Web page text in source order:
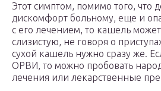
Этот симптом, помимо того, что
дискомфорт больному, еще и
с его лечением, то кашель
слизистую, не говоря о
сухой кашель нужно сразу же.
ОРВИ, то можно пробовать
лечения или лекарственные